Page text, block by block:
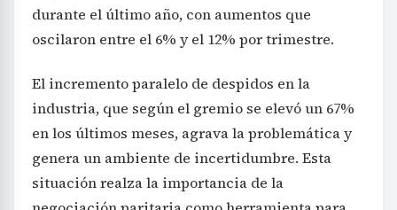
durante el último año, con aumentos que
oscilaron entre el 6% y el 12% por trimestre.
El incremento paralelo de despidos en la
industria, que según el gremio se elevó un 67%
en los últimos meses, agrava la problemática y
genera un ambiente de incertidumbre. Esta
situación realza la importancia de la